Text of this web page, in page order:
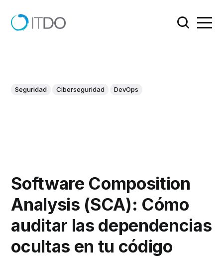
Seguridad Ciberseguridad DevOps
Software Composition
Analysis (SCA): Cómo
auditar las dependencias
ocultas en tu código